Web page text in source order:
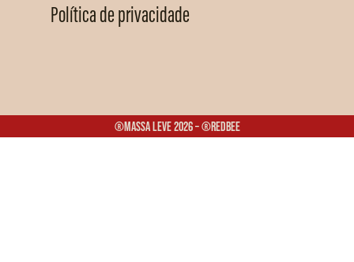
Política de privacidade
®Massa Leve 2026 – ®Redbee